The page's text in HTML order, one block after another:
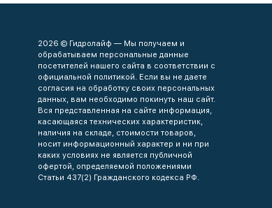
2026 © Гидролайф — Мы получаем и
обрабатываем персональные данные
посетителей нашего сайта в соответствии с
официальной политикой. Если вы не даете
согласия на обработку своих персональных
данных, вам необходимо покинуть наш сайт.
Вся представленная на сайте информация,
касающаяся технических характеристик,
наличия на складе, стоимости товаров,
носит информационный характер и ни при
каких условиях не является публичной
офертой, определяемой положениями
Статьи 437(2) Гражданского кодекса РФ.